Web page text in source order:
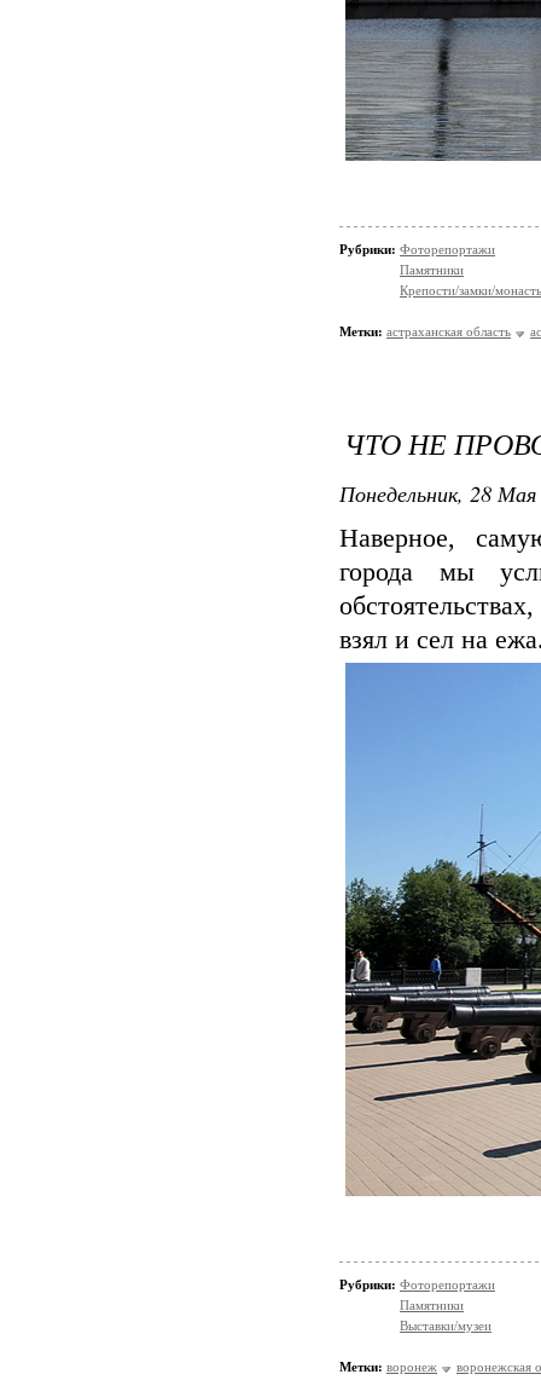
Рубрики: Фоторепортажи
Памятники
Крепости/замки/
Метки: астраханская область
ЧТО НЕ
Понедельник, 28
Наверное,
города мы
взял и сел на
Рубрики: Фоторепортажи
Памятники
Выставки/музеи
Метки: воронеж воронежская